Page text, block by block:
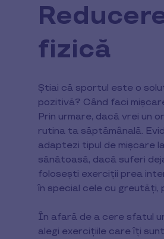
fizică
Știai că sportul este o
pozitivă? Când faci
Prin urmare, dacă vrei un
rutina ta săptămânală.
adaptezi tipul de mișcare
sănătoasă, dacă suferi
folosești exerciții prea
în special cele cu
În afară de a cere sfatul
alegi exercițiile care îți